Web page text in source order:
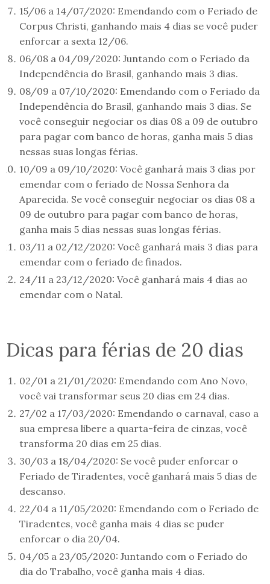
15/06 a 14/07/2020: Emendando com o Feriado de
Corpus Christi, ganhando mais 4 dias se você puder
enforcar a sexta 12/06.
06/08 a 04/09/2020: Juntando com o Feriado da
Independência do Brasil, ganhando mais 3 dias.
08/09 a 07/10/2020: Emendando com o Feriado da
Independência do Brasil, ganhando mais 3 dias. Se
você conseguir negociar os dias 08 a 09 de outubro
para pagar com banco de horas, ganha mais 5 dias
nessas suas longas férias.
10/09 a 09/10/2020: Você ganhará mais 3 dias por
emendar com o feriado de Nossa Senhora da
Aparecida. Se você conseguir negociar os dias 08 a
09 de outubro para pagar com banco de horas,
ganha mais 5 dias nessas suas longas férias.
03/11 a 02/12/2020: Você ganhará mais 3 dias para
emendar com o feriado de finados.
24/11 a 23/12/2020: Você ganhará mais 4 dias ao
emendar com o Natal.
Dicas para férias de 20 dias
02/01 a 21/01/2020: Emendando com Ano Novo,
você vai transformar seus 20 dias em 24 dias.
27/02 a 17/03/2020: Emendando o carnaval, caso a
sua empresa libere a quarta-feira de cinzas, você
transforma 20 dias em 25 dias.
30/03 a 18/04/2020: Se você puder enforcar o
Feriado de Tiradentes, você ganhará mais 5 dias de
descanso.
22/04 a 11/05/2020: Emendando com o Feriado de
Tiradentes, você ganha mais 4 dias se puder
enforcar o dia 20/04.
04/05 a 23/05/2020: Juntando com o Feriado do
dia do Trabalho, você ganha mais 4 dias.